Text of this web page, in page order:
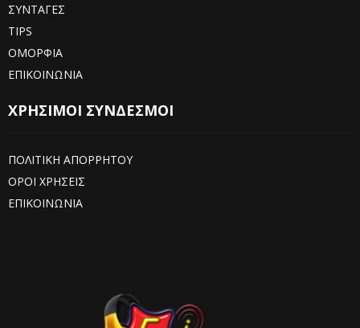
ΣΥΝΤΑΓΕΣ
TIPS
ΟΜΟΡΦΙΑ
ΕΠΙΚΟΙΝΩΝΙΑ
ΧΡΗΣΙΜΟΙ ΣΥΝΔΕΣΜΟΙ
ΠΟΛΙΤΙΚΗ ΑΠΟΡΡΗΤΟΥ
ΟΡΟΙ ΧΡΗΣΕΙΣ
ΕΠΙΚΟΙΝΩΝΙΑ